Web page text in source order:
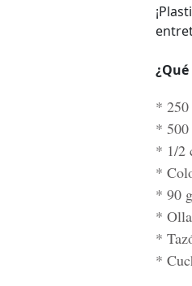
* 250
* 500
* 1/2
*
* 90
* Olla
*
*